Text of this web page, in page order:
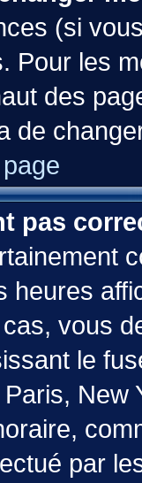
(si
Pour les
des
de
pas
heures
vous
le
New
par